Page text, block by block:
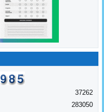
37262
283050